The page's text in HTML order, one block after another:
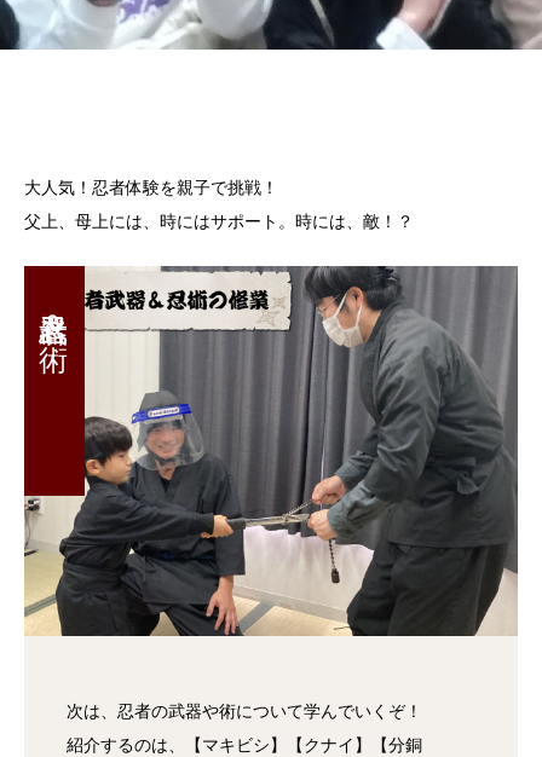
大人気！忍者体験を親子で挑戦！
父上、母上には、時にはサポート。時には、敵！？
忍者武器＆術
次は、忍者の武器や術について学んでいくぞ！
紹介するのは、【マキビシ】【クナイ】【分銅